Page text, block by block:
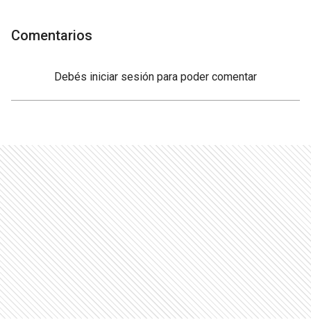
Comentarios
Debés iniciar sesión para poder comentar